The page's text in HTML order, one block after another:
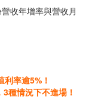
收年增率與營收月
率逾5%！
種情況下不進場！